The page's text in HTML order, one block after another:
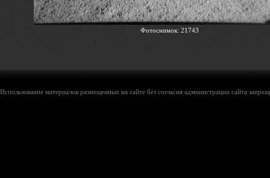
Фотоснимок: 21743
Использование материалов размещенных на сайте без согласия администрации сайта